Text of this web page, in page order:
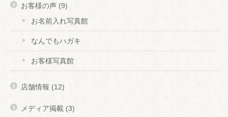
お客様の声 (9)
お名前入れ写真館
なんでもハガキ
お客様写真館
店舗情報 (12)
メディア掲載 (3)